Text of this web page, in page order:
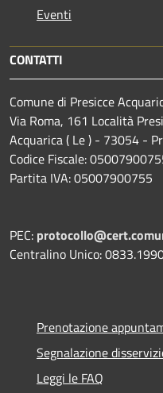
Eventi
CONTATTI
Comune di Presicce
Via Roma, 161 Località
Acquarica ( Le ) - 73054 -
Codice Fiscale:
Partita IVA: 05007900755
PEC:
Centralino Unico:
Prenotazione
Segnalazione
Leggi le FAQ